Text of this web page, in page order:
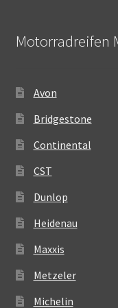
Motorradreifen
Avon
Bridgestone
Continental
CST
Dunlop
Heidenau
Maxxis
Metzeler
Michelin